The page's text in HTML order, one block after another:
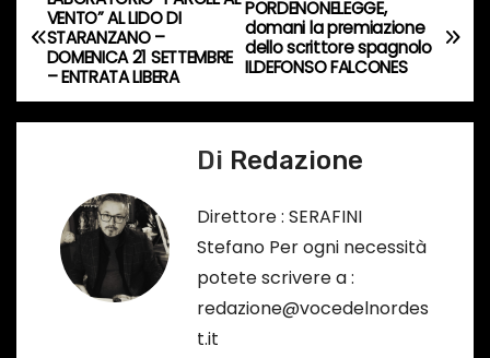
n
c
r
N
a
v
PORDENONELEGGE,
domani la premiazione
dello scrittore spagnolo
ILDEFONSO FALCONES
VENTO” AL LIDO DI
STARANZANO –
DOMENICA 21 SETTEMBRE
– ENTRATA LIBERA
Di Redazione
Direttore : SERAFINI
Stefano Per ogni necessità
potete scrivere a :
redazione@vocedelnordes
t.it